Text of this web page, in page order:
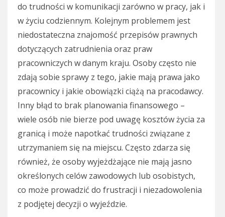
do trudności w komunikacji zarówno w pracy, jak i
w życiu codziennym. Kolejnym problemem jest
niedostateczna znajomość przepisów prawnych
dotyczących zatrudnienia oraz praw
pracowniczych w danym kraju. Osoby często nie
zdają sobie sprawy z tego, jakie mają prawa jako
pracownicy i jakie obowiązki ciążą na pracodawcy.
Inny błąd to brak planowania finansowego –
wiele osób nie bierze pod uwagę kosztów życia za
granicą i może napotkać trudności związane z
utrzymaniem się na miejscu. Często zdarza się
również, że osoby wyjeżdżające nie mają jasno
określonych celów zawodowych lub osobistych,
co może prowadzić do frustracji i niezadowolenia
z podjętej decyzji o wyjeździe.